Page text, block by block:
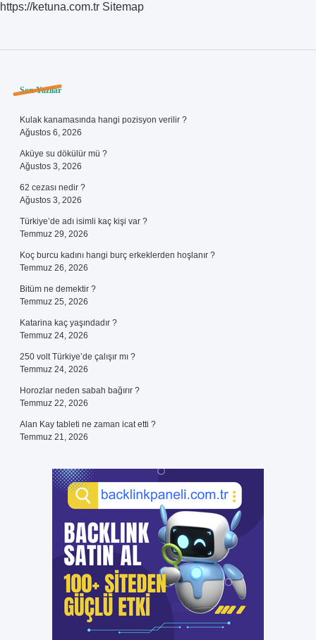
https://ketuna.com.tr Sitemap
Sidebar
Son Yazılar
Kulak kanamasında hangi pozisyon verilir ?
Ağustos 6, 2026
Aküye su dökülür mü ?
Ağustos 3, 2026
62 cezası nedir ?
Ağustos 3, 2026
Türkiye’de adı isimli kaç kişi var ?
Temmuz 29, 2026
Koç burcu kadını hangi burç erkeklerden hoşlanır ?
Temmuz 26, 2026
Bitüm ne demektir ?
Temmuz 25, 2026
Katarina kaç yaşındadır ?
Temmuz 24, 2026
250 volt Türkiye’de çalışır mı ?
Temmuz 24, 2026
Horozlar neden sabah bağırır ?
Temmuz 22, 2026
Alan Kay tableti ne zaman icat etti ?
Temmuz 21, 2026